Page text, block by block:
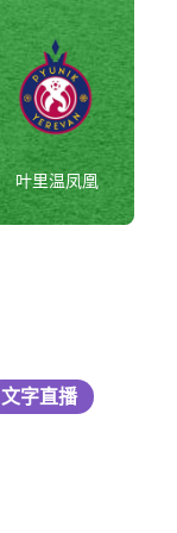
叶里温凤凰
文字直播